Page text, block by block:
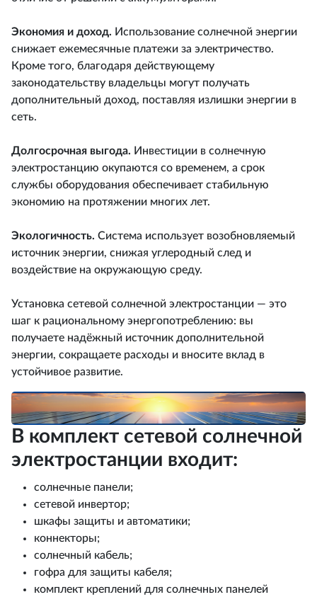
Экономия и доход. Использование солнечной энергии
снижает ежемесячные платежи за электричество.
Кроме того, благодаря действующему
законодательству владельцы могут получать
дополнительный доход, поставляя излишки энергии в
сеть.
Долгосрочная выгода. Инвестиции в солнечную
электростанцию окупаются со временем, а срок
службы оборудования обеспечивает стабильную
экономию на протяжении многих лет.
Экологичность. Система использует возобновляемый
источник энергии, снижая углеродный след и
воздействие на окружающую среду.
Установка сетевой солнечной электростанции — это
шаг к рациональному энергопотреблению: вы
получаете надёжный источник дополнительной
энергии, сокращаете расходы и вносите вклад в
устойчивое развитие.
В комплект сетевой солнечной
электростанции входит:
солнечные панели;
сетевой инвертор;
шкафы защиты и автоматики;
коннекторы;
солнечный кабель;
гофра для защиты кабеля;
комплект креплений для солнечных панелей